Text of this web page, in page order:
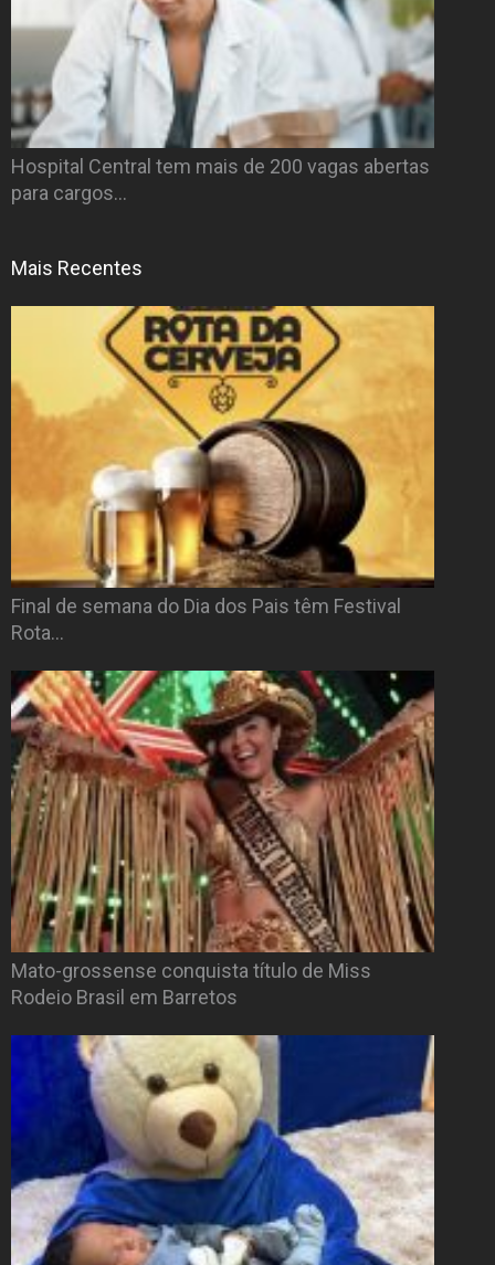
Hospital Central tem mais de 200 vagas abertas
para cargos…
Mais Recentes
Final de semana do Dia dos Pais têm Festival
Rota…
Mato-grossense conquista título de Miss
Rodeio Brasil em Barretos